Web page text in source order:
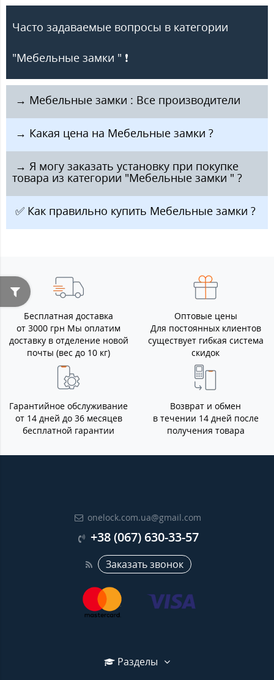
Часто задаваемые вопросы в категории
"Мебельные замки " ❗️
️ → Мебельные замки : Все производители
️ → Какая цена на Мебельные замки ?
️ → Я могу заказать установку при покупке
товара из категории "Мебельные замки " ?
️ ✅ Как правильно купить Мебельные замки ?
Бесплатная доставка
от 3000 грн Мы оплатим
доставку в отделение новой
почты (вес до 10 кг)
Оптовые цены
Для постоянных клиентов
существует гибкая система
скидок
Гарантийное обслуживание
от 14 дней до 36 месяцев
бесплатной гарантии
Возврат и обмен
в течении 14 дней после
получения товара
onelock.com.ua@gmail.com
+38 (067) 630-33-57
Заказать звонок
Разделы